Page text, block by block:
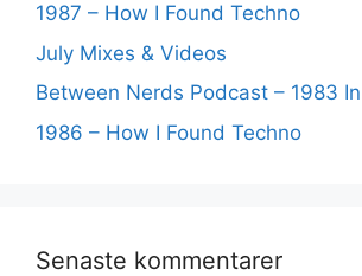
1987 – How I Found Techno
July Mixes & Videos
Between Nerds Podcast – 1983
1986 – How I Found Techno
Senaste kommentarer